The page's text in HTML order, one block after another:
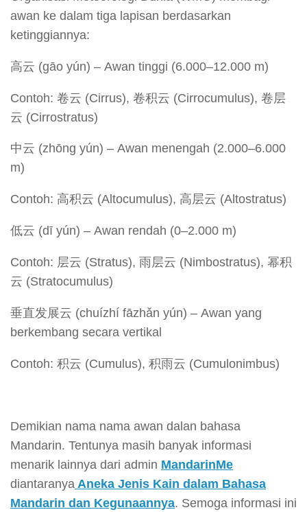
awan ke dalam tiga lapisan berdasarkan
ketinggiannya:
高云 (gāo yún) – Awan tinggi (6.000–12.000 m)
Contoh: 卷云 (Cirrus), 卷积云 (Cirrocumulus), 卷层
云 (Cirrostratus)
中云 (zhōng yún) – Awan menengah (2.000–6.000
m)
Contoh: 高积云 (Altocumulus), 高层云 (Altostratus)
低云 (dī yún) – Awan rendah (0–2.000 m)
Contoh: 层云 (Stratus), 雨层云 (Nimbostratus), 幂积
云 (Stratocumulus)
垂直发展云 (chuízhí fāzhǎn yún) – Awan yang
berkembang secara vertikal
Contoh: 积云 (Cumulus), 积雨云 (Cumulonimbus)
Demikian nama nama awan dalan bahasa
Mandarin. Tentunya masih banyak informasi
menarik lainnya dari admin MandarinMe
diantaranya Aneka Jenis Kain dalam Bahasa
Mandarin dan Kegunaannya. Semoga informasi ini